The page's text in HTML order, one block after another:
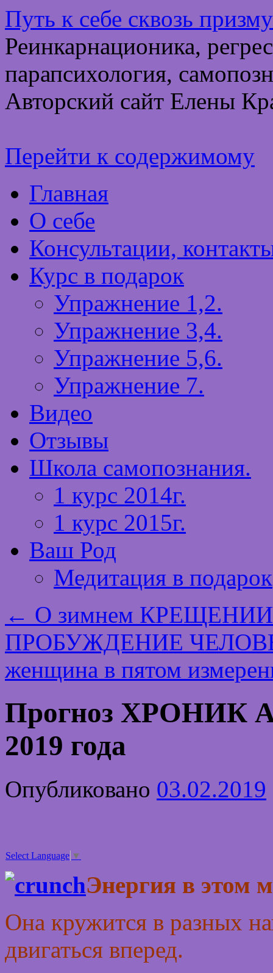
Путь к себе сквозь
Реинкарнационика,
парапсихология,
Авторский сайт Елены
Перейти к содержимому
Главная
О себе
Консультации,
Курс в подарок
Упражнение 1,2.
Упражнение 3,4.
Упражнение 5,6.
Упражнение 7.
Видео
Отзывы
Школа самопознания.
1 курс 2014г.
1 курс 2015г.
Ваш Род
Медитация в подарок
← О зимнем КРЕЩЕНИИ
ПРОБУЖДЕНИЕ
женщина в пятом
Прогноз ХРОНИК
2019 года
Опубликовано 03.02.2019
Select Language ▼
Энергия в этом
Она кружится в разных
двигаться вперед.